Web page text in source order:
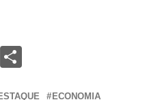
Share
ECONOMIA